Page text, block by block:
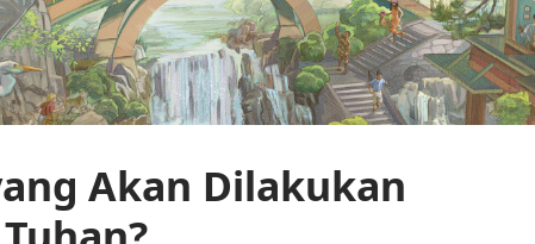
Akan Dilakukan